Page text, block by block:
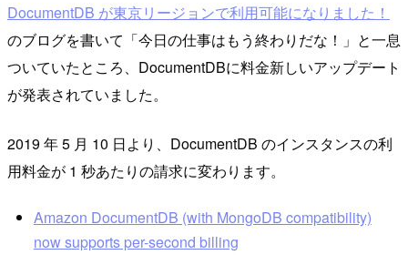
DocumentDB が東京リージョンで利用可能になりました！
のブログを書いて「今日の仕事はもう終わりだな！」と一息
ついていたところ、DocumentDBに料金新しいアップデート
が発表されていました。
2019 年 5 月 10 日より、DocumentDB のインスタンスの利
用料金が 1 秒あたりの請求に変わります。
Amazon DocumentDB (with MongoDB compatibility)
now supports per-second billing